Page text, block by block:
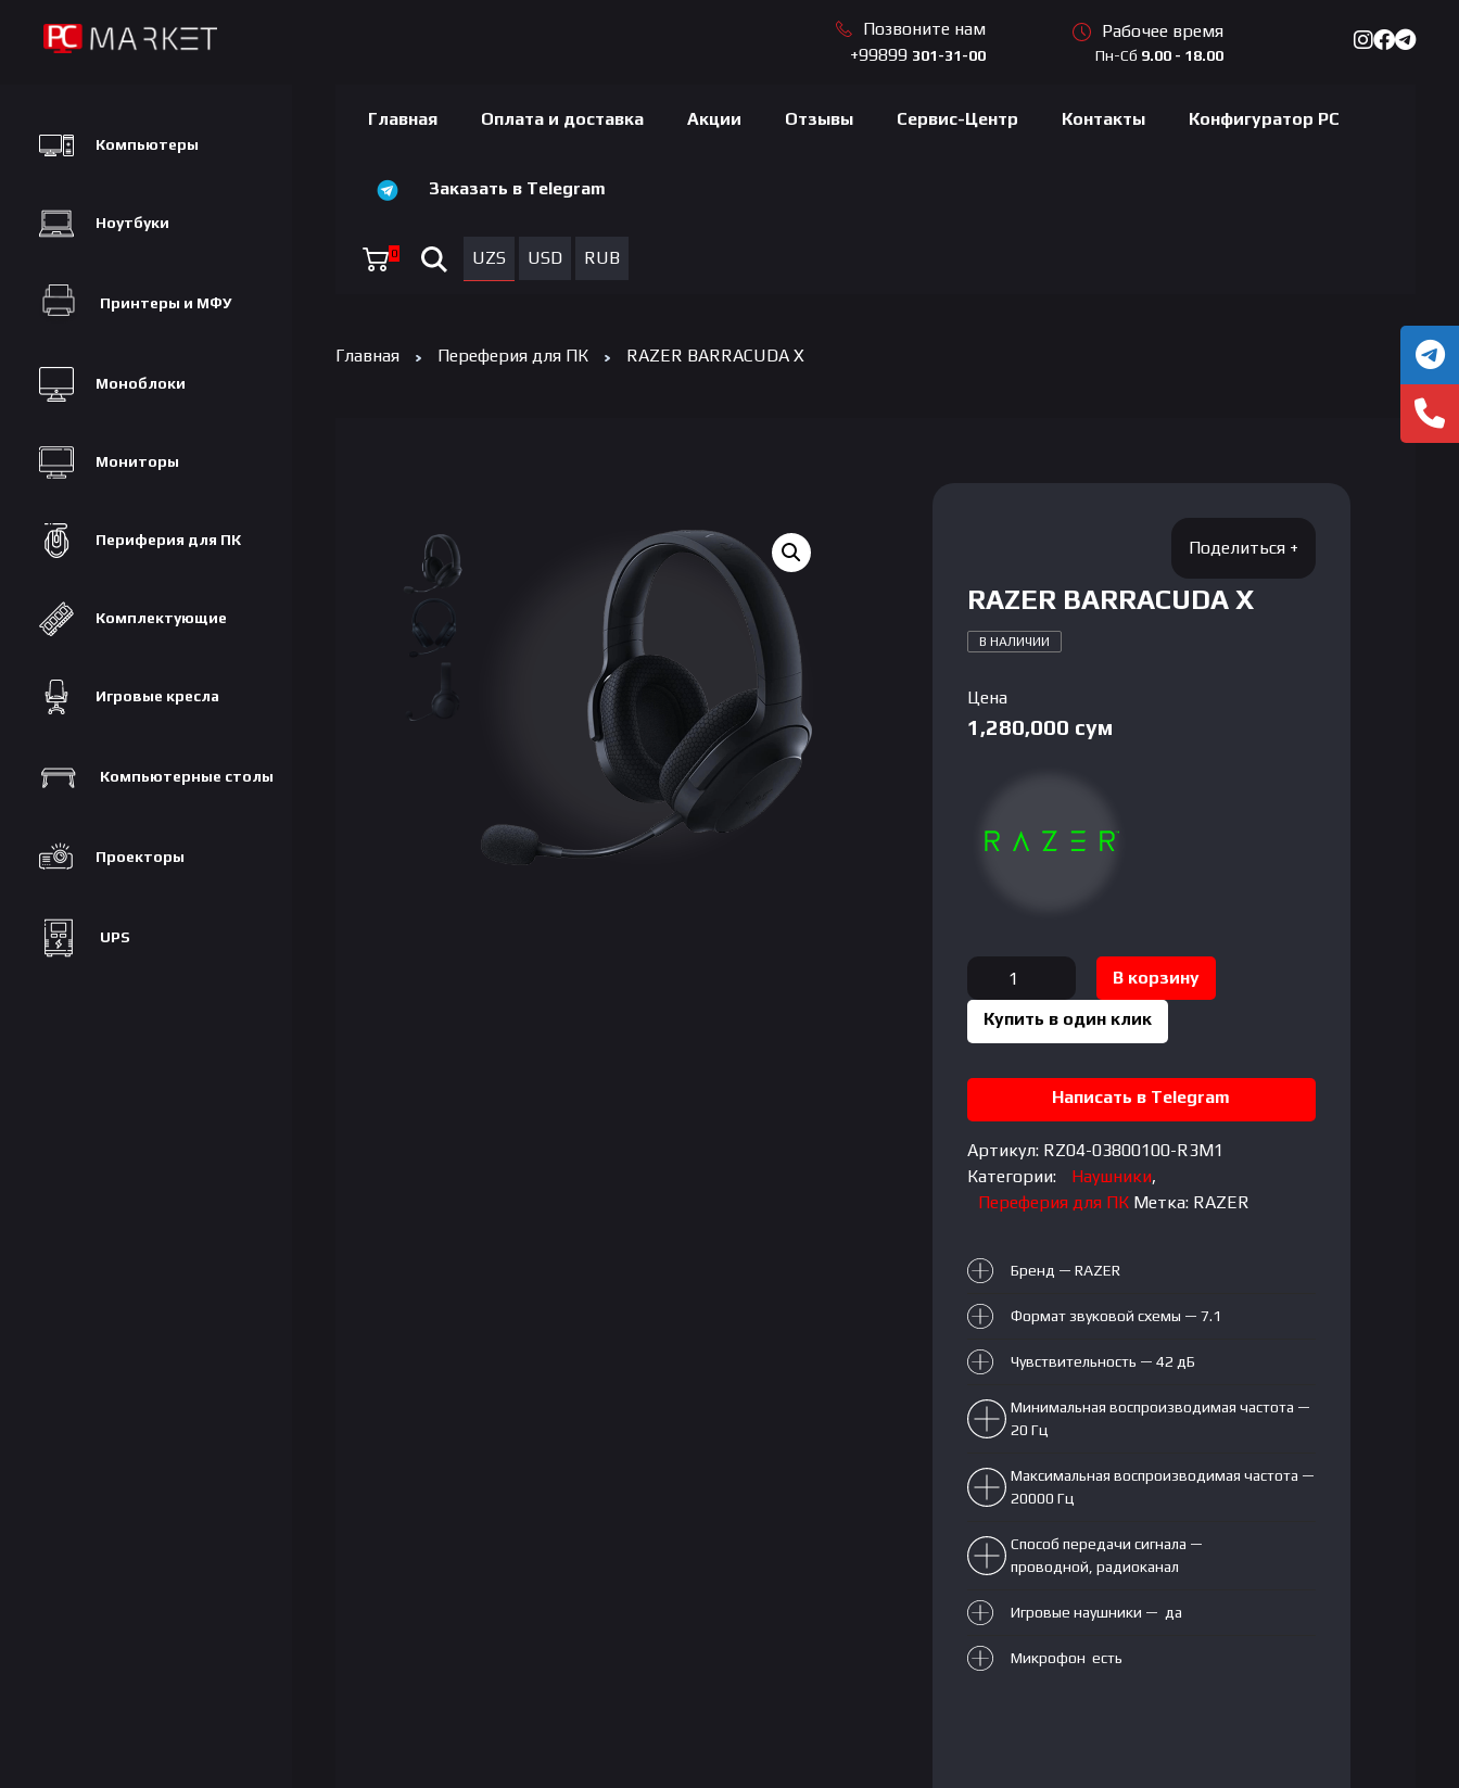
Позвоните нам
+99899 301-31-00
Рабочее время
Пн-Сб 9.00 - 18.00
Компьютеры
Ноутбуки
Принтеры и МФУ
Моноблоки
Мониторы
Периферия для ПК
Комплектующие
Игровые кресла
Компьютерные столы
Проекторы
UPS
Главная Оплата и доставка Акции Отзывы Сервис-Центр Контакты Конфигуратор PC
Заказать в Telegram
0 UZS USD RUB
Главная Переферия для ПК RAZER BARRACUDA X
RAZER BARRACUDA X
В НАЛИЧИИ
Цена
1,280,000 сум
Количество
товара
RAZER
BARRACUDA
В корзину
Купить в один клик
Написать в Telegram
Артикул: RZ04-03800100-R3M1
Категории:
Наушники,
Переферия для ПК Метка: RAZER
Бренд — RAZER
Формат звуковой схемы — 7.1
Чувствительность — 42 дБ
Минимальная воспроизводимая частота —
20 Гц
Максимальная воспроизводимая частота —
20000 Гц
Способ передачи сигнала —
проводной, радиоканал
Игровые наушники — да
Микрофон есть